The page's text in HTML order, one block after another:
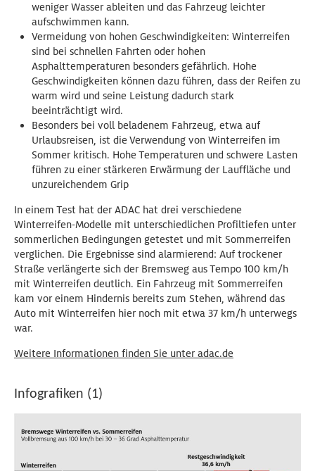
weniger Wasser ableiten und das Fahrzeug leichter
aufschwimmen kann.
Vermeidung von hohen Geschwindigkeiten: Winterreifen
sind bei schnellen Fahrten oder hohen
Asphalttemperaturen besonders gefährlich. Hohe
Geschwindigkeiten können dazu führen, dass der Reifen zu
warm wird und seine Leistung dadurch stark
beeinträchtigt wird.
Besonders bei voll beladenem Fahrzeug, etwa auf
Urlaubsreisen, ist die Verwendung von Winterreifen im
Sommer kritisch. Hohe Temperaturen und schwere Lasten
führen zu einer stärkeren Erwärmung der Lauffläche und
unzureichendem Grip
In einem Test hat der ADAC hat drei verschiedene
Winterreifen-Modelle mit unterschiedlichen Profiltiefen unter
sommerlichen Bedingungen getestet und mit Sommerreifen
verglichen. Die Ergebnisse sind alarmierend: Auf trockener
Straße verlängerte sich der Bremsweg aus Tempo 100 km/h
mit Winterreifen deutlich. Ein Fahrzeug mit Sommerreifen
kam vor einem Hindernis bereits zum Stehen, während das
Auto mit Winterreifen hier noch mit etwa 37 km/h unterwegs
war.
Weitere Informationen finden Sie unter adac.de
Infografiken (1)